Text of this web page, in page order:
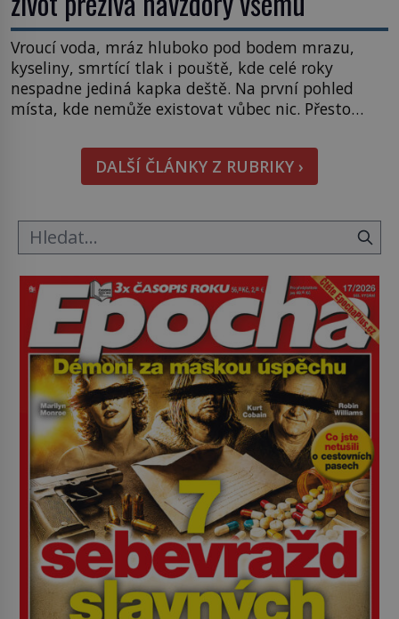
Vroucí voda, mráz hluboko pod bodem mrazu,
kyseliny, smrtící tlak i pouště, kde celé roky
nespadne jediná kapka deště. Na první pohled
místa, kde nemůže existovat vůbec nic. Přesto
posouvají hranice života. Každý nový nález mění
naše představy o tom, co všechno dokáže příroda a
napovídá, kde bychom jednou […]
DALŠÍ ČLÁNKY Z RUBRIKY ›